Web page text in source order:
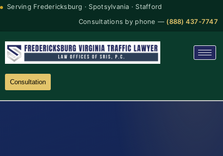
Serving Fredericksburg · Spotsylvania · Stafford
Consultations by phone — (888) 437-7747
Consultation